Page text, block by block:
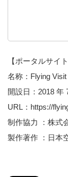
【ポータルサイ
名称：Flying
開設日：2018 年
URL：https://
制作協力 ：株式
製作著作 ：日本